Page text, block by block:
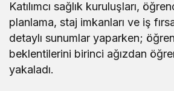
Katılımcı sağlık kuruluşları,
planlama, staj imkanları ve iş
detaylı sunumlar yaparken;
beklentilerini birinci ağızdan
yakaladı.